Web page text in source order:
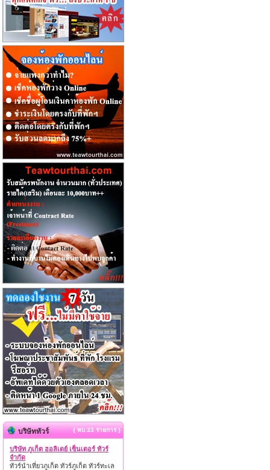
บริษัททัวร์ { พบ 33 รายการ }
บริษัท ภูเก็ต ฮอลิเดย์ เซ็นเตอร์ ทัวร์
จำกัด
ทัวร์นำเที่ยวภูเก็ต ทัวร์ภูเก็ต ทัวร์ทะเล